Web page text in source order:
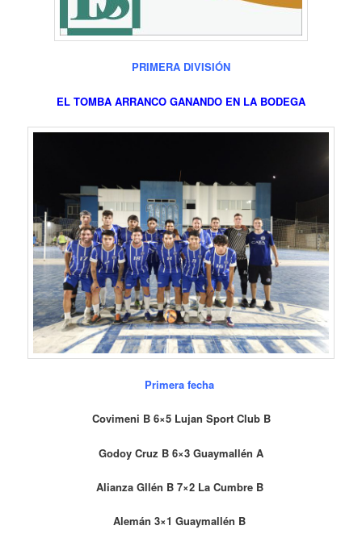
PRIMERA DIVISIÓN
EL TOMBA ARRANCO GANANDO EN LA BODEGA
Primera fecha
Covimeni B 6×5 Lujan Sport Club B
Godoy Cruz B 6×3 Guaymallén A
Alianza Gllén B 7×2 La Cumbre B
Alemán 3×1 Guaymallén B